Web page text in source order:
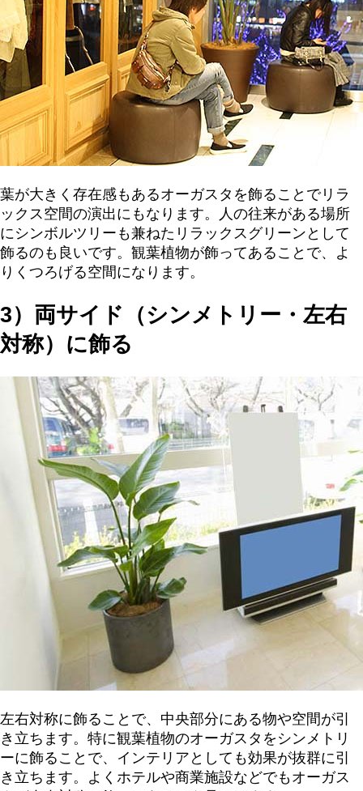
葉が大きく存在感もあるオーガスタを飾ることでリラ
ックス空間の演出にもなります。人の往来がある場所
にシンボルツリーも兼ねたリラックスグリーンとして
飾るのも良いです。観葉植物が飾ってあることで、よ
りくつろげる空間になります。
3）両サイド（シンメトリー・左右
対称）に飾る
左右対称に飾ることで、中央部分にある物や空間が引
き立ちます。特に観葉植物のオーガスタをシンメトリ
ーに飾ることで、インテリアとしても効果が抜群に引
き立ちます。よくホテルや商業施設などでもオーガス